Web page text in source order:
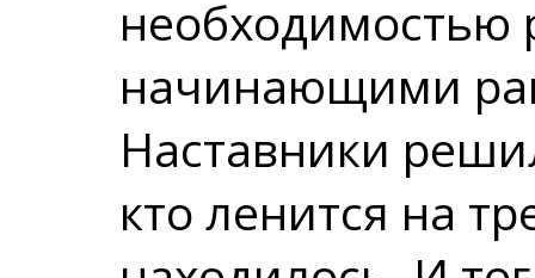
необходимостью
начинающими
Наставники
кто ленится на